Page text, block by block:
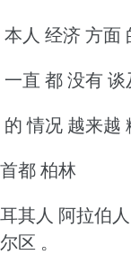
人 经济 方面
直 都 没有 谈
情况 越来越
都 柏林
其人 阿拉伯
区 。